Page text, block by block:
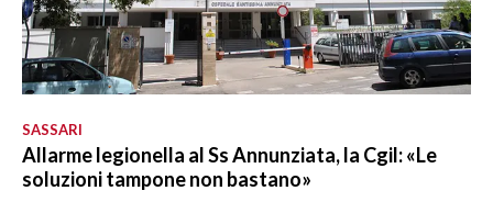
SASSARI
Allarme legionella al Ss Annunziata, la Cgil: «Le
soluzioni tampone non bastano»